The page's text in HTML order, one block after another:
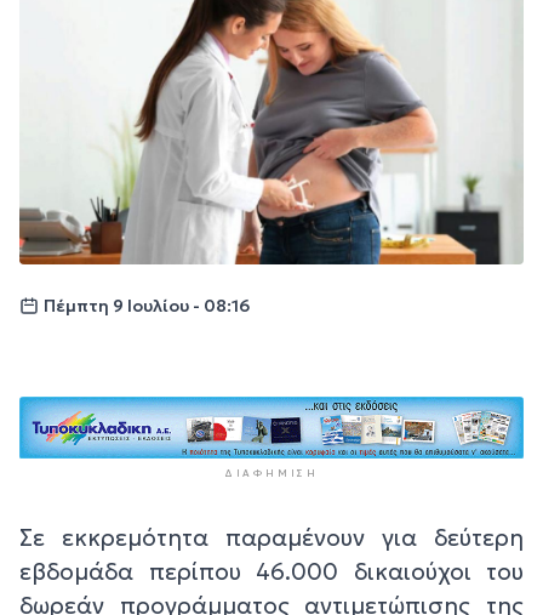
Πέμπτη 9 Ιουλίου - 08:16
ΔΙΑΦΉΜΙΣΗ
Σε εκκρεμότητα παραμένουν για δεύτερη
εβδομάδα περίπου 46.000 δικαιούχοι του
δωρεάν προγράμματος αντιμετώπισης της